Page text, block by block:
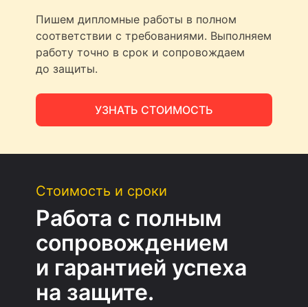
Пишем дипломные работы в полном
соответствии с требованиями. Выполняем
работу точно в срок и сопровождаем
до защиты.
УЗНАТЬ СТОИМОСТЬ
Стоимость и сроки
Работа с полным
сопровождением
и гарантией успеха
на защите.